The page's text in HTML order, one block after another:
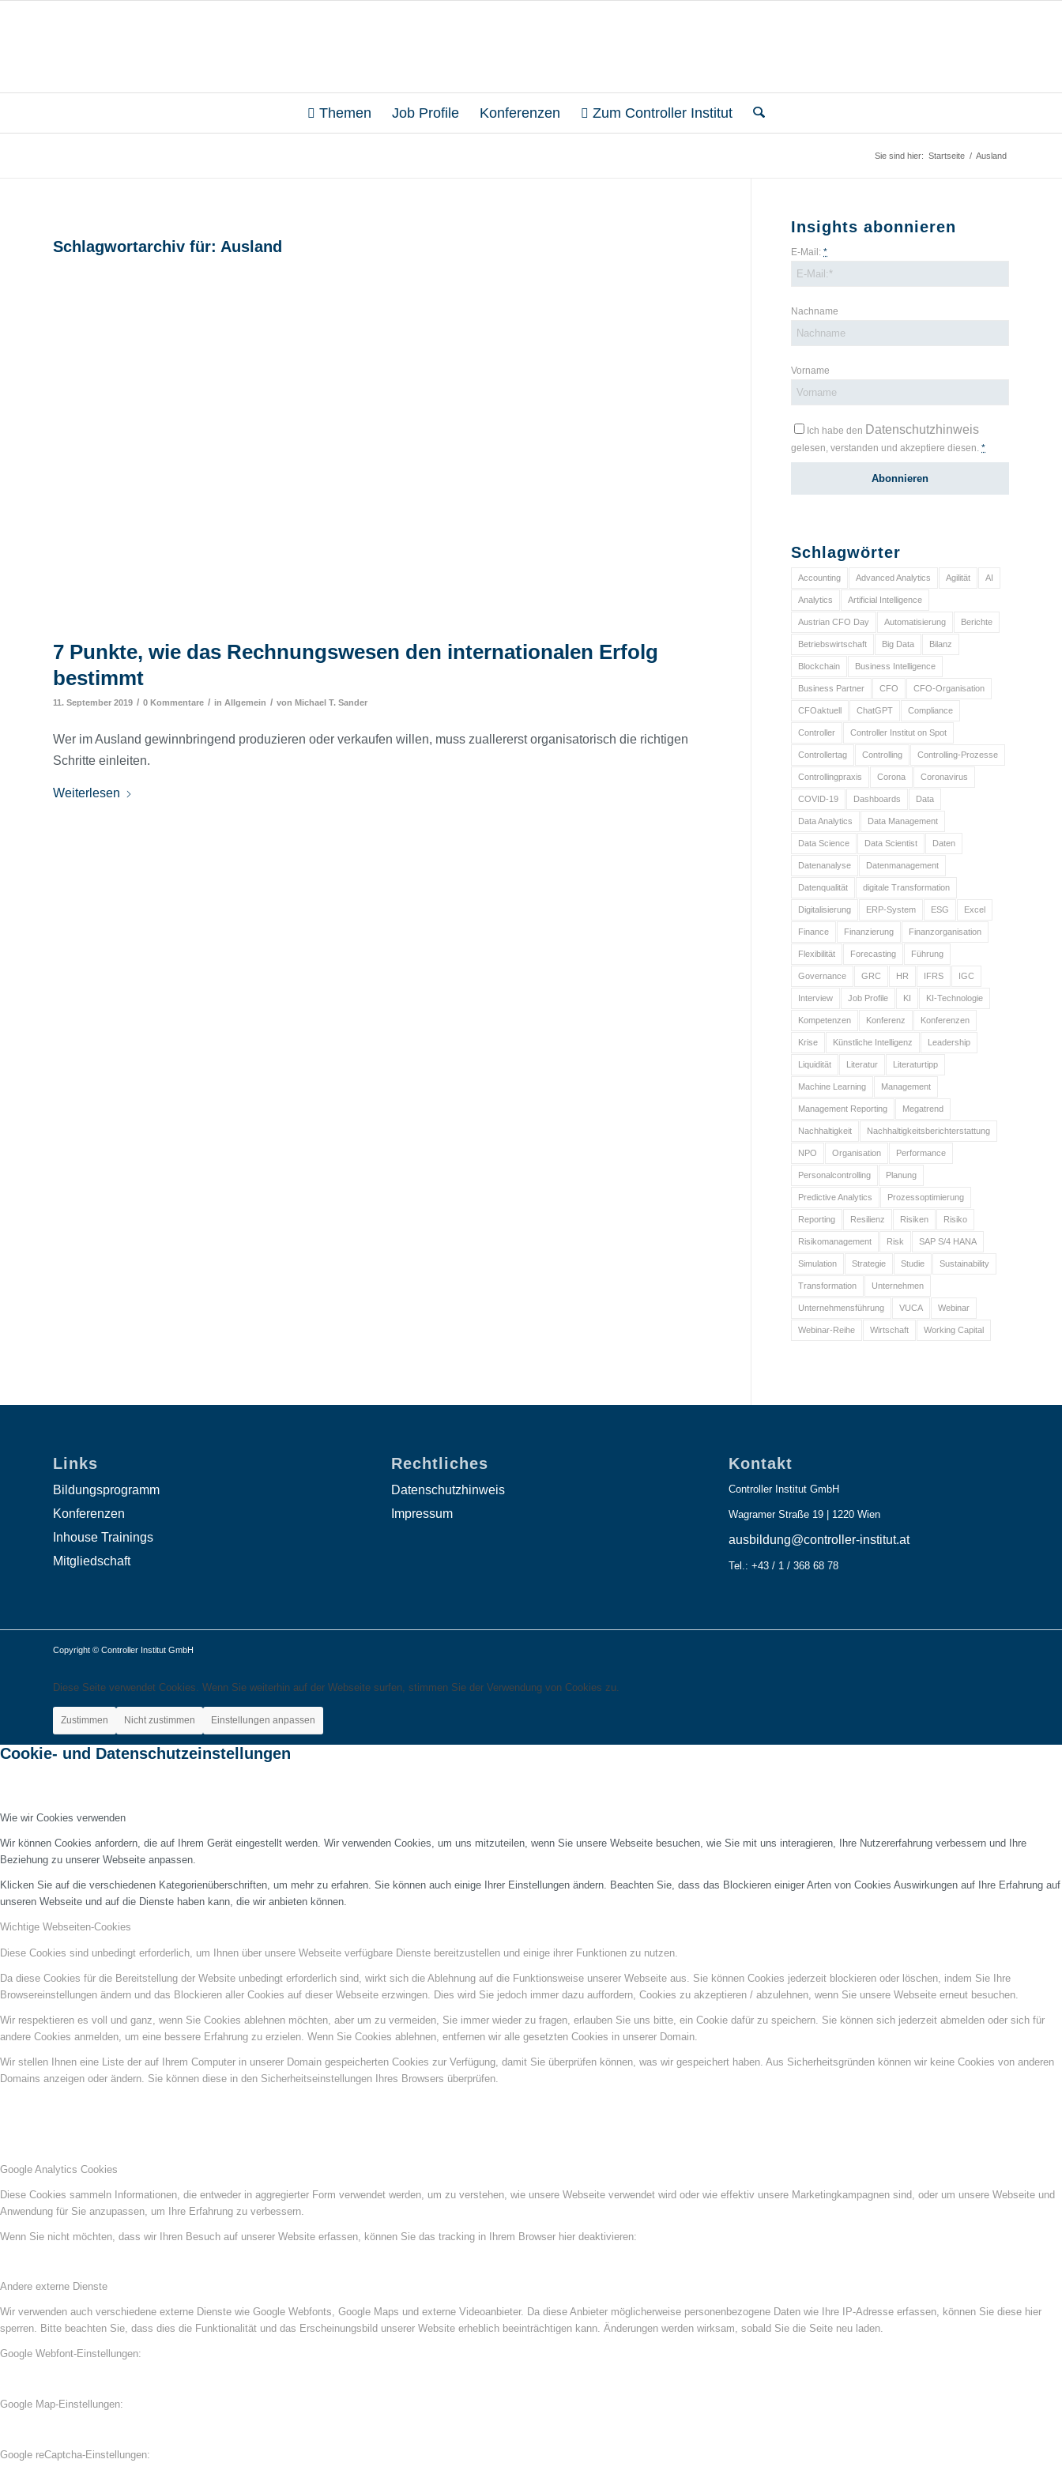
Themen Job Profile Konferenzen Zum Controller Institut
Sie sind hier: Startseite / Ausland
Schlagwortarchiv für: Ausland
7 Punkte, wie das Rechnungswesen den internationalen Erfolg
bestimmt
11. September 2019 / 0 Kommentare / in Allgemein / von Michael T. Sander
Wer im Ausland gewinnbringend produzieren oder verkaufen willen, muss zuallererst organisatorisch die richtigen
Schritte einleiten.
Weiterlesen
Insights abonnieren
E-Mail:*
Nachname
Vorname
Ich habe den Datenschutzhinweis
gelesen, verstanden und akzeptiere diesen.*
Schlagwörter
Accounting Advanced Analytics Agilität AI
Analytics Artificial Intelligence
Austrian CFO Day Automatisierung Berichte
Betriebswirtschaft Big Data Bilanz
Blockchain Business Intelligence
Business Partner CFO CFO-Organisation
CFOaktuell ChatGPT Compliance
Controller Controller Institut on Spot
Controllertag Controlling Controlling-Prozesse
Controllingpraxis Corona Coronavirus
COVID-19 Dashboards Data
Data Analytics Data Management
Data Science Data Scientist Daten
Datenanalyse Datenmanagement
Datenqualität digitale Transformation
Digitalisierung ERP-System ESG Excel
Finance Finanzierung Finanzorganisation
Flexibilität Forecasting Führung
Governance GRC HR IFRS IGC
Interview Job Profile KI KI-Technologie
Kompetenzen Konferenz Konferenzen
Krise Künstliche Intelligenz Leadership
Liquidität Literatur Literaturtipp
Machine Learning Management
Management Reporting Megatrend
Nachhaltigkeit Nachhaltigkeitsberichterstattung
NPO Organisation Performance
Personalcontrolling Planung
Predictive Analytics Prozessoptimierung
Reporting Resilienz Risiken Risiko
Risikomanagement Risk SAP S/4 HANA
Simulation Strategie Studie Sustainability
Transformation Unternehmen
Unternehmensführung VUCA Webinar
Webinar-Reihe Wirtschaft Working Capital
Links
Bildungsprogramm
Konferenzen
Inhouse Trainings
Mitgliedschaft
Rechtliches
Datenschutzhinweis
Impressum
Kontakt
Controller Institut GmbH
Wagramer Straße 19 | 1220 Wien
ausbildung@controller-institut.at
Tel.: +43 / 1 / 368 68 78
Copyright © Controller Institut GmbH
Diese Seite verwendet Cookies. Wenn Sie weiterhin auf der Webseite surfen, stimmen Sie der Verwendung von Cookies zu.
Zustimmen Nicht zustimmen Einstellungen anpassen
Cookie- und Datenschutzeinstellungen
Wie wir Cookies verwenden
Wir können Cookies anfordern, die auf Ihrem Gerät eingestellt werden. Wir verwenden Cookies, um uns mitzuteilen, wenn Sie unsere Webseite besuchen, wie Sie mit uns interagieren, Ihre Nutzererfahrung verbessern und Ihre
Beziehung zu unserer Webseite anpassen.
Klicken Sie auf die verschiedenen Kategorienüberschriften, um mehr zu erfahren. Sie können auch einige Ihrer Einstellungen ändern. Beachten Sie, dass das Blockieren einiger Arten von Cookies Auswirkungen auf Ihre Erfahrung auf
unseren Webseite und auf die Dienste haben kann, die wir anbieten können.
Wichtige Webseiten-Cookies
Diese Cookies sind unbedingt erforderlich, um Ihnen über unsere Webseite verfügbare Dienste bereitzustellen und einige ihrer Funktionen zu nutzen.
Da diese Cookies für die Bereitstellung der Website unbedingt erforderlich sind, wirkt sich die Ablehnung auf die Funktionsweise unserer Webseite aus. Sie können Cookies jederzeit blockieren oder löschen, indem Sie Ihre
Browsereinstellungen ändern und das Blockieren aller Cookies auf dieser Webseite erzwingen. Dies wird Sie jedoch immer dazu auffordern, Cookies zu akzeptieren / abzulehnen, wenn Sie unsere Webseite erneut besuchen.
Wir respektieren es voll und ganz, wenn Sie Cookies ablehnen möchten, aber um zu vermeiden, Sie immer wieder zu fragen, erlauben Sie uns bitte, ein Cookie dafür zu speichern. Sie können sich jederzeit abmelden oder sich für
andere Cookies anmelden, um eine bessere Erfahrung zu erzielen. Wenn Sie Cookies ablehnen, entfernen wir alle gesetzten Cookies in unserer Domain.
Wir stellen Ihnen eine Liste der auf Ihrem Computer in unserer Domain gespeicherten Cookies zur Verfügung, damit Sie überprüfen können, was wir gespeichert haben. Aus Sicherheitsgründen können wir keine Cookies von anderen
Domains anzeigen oder ändern. Sie können diese in den Sicherheitseinstellungen Ihres Browsers überprüfen.
Google Analytics Cookies
Diese Cookies sammeln Informationen, die entweder in aggregierter Form verwendet werden, um zu verstehen, wie unsere Webseite verwendet wird oder wie effektiv unsere Marketingkampagnen sind, oder um unsere Webseite und
Anwendung für Sie anzupassen, um Ihre Erfahrung zu verbessern.
Wenn Sie nicht möchten, dass wir Ihren Besuch auf unserer Website erfassen, können Sie das tracking in Ihrem Browser hier deaktivieren:
Andere externe Dienste
Wir verwenden auch verschiedene externe Dienste wie Google Webfonts, Google Maps und externe Videoanbieter. Da diese Anbieter möglicherweise personenbezogene Daten wie Ihre IP-Adresse erfassen, können Sie diese hier
sperren. Bitte beachten Sie, dass dies die Funktionalität und das Erscheinungsbild unserer Website erheblich beeinträchtigen kann. Änderungen werden wirksam, sobald Sie die Seite neu laden.
Google Webfont-Einstellungen:
Google Map-Einstellungen:
Google reCaptcha-Einstellungen: